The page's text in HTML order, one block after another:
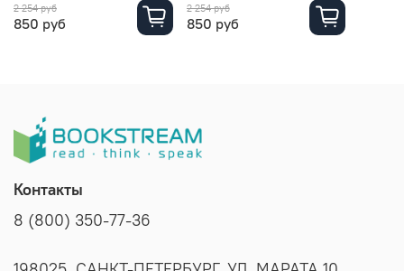
2 254 руб
850 руб
2 254 руб
850 руб
Контакты
8 (800) 350-77-36